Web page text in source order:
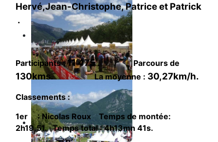
Hervé,Jean-Christophe, Patrice et Patrick
.
Participants :11 475 .Parcours de
130kms.La moyenne : 30,27km/h.
Classements :
1er : Nicolas Roux Temps de montée:
2h19.51. Temps total : 4h13mn 41s.